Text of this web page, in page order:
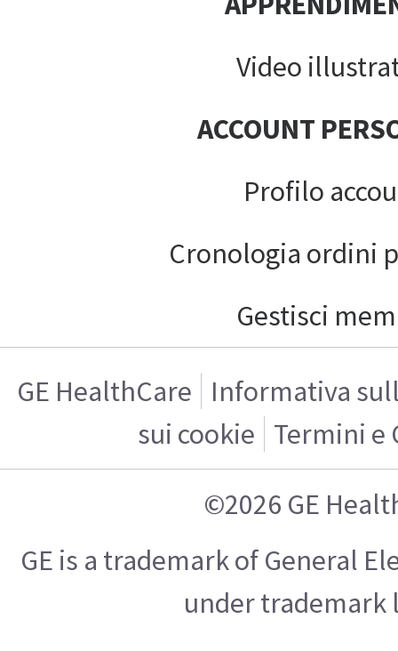
Video
ACCOUNT
Profilo
Cronologia ordini
Gestisci
GE HealthCare
Informativa
sui cookie Termini e
©2026 GE
GE is a trademark of General
under trademark